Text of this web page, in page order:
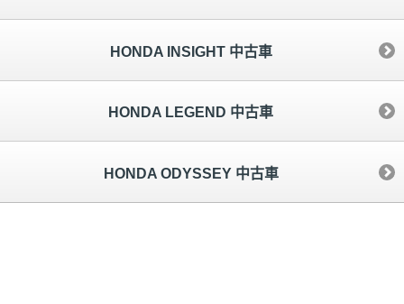
HONDA INSIGHT 中古車
HONDA LEGEND 中古車
HONDA ODYSSEY 中古車